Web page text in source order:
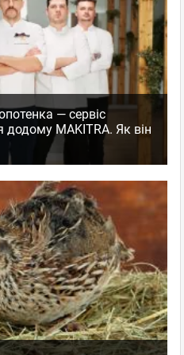
— сервіс
MAKITRA. Як він